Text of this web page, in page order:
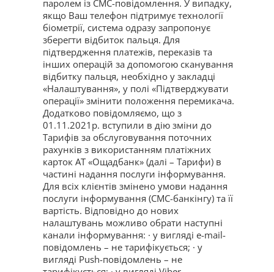
паролем із СМС-повідомлення. У випадку,
якщо Ваш телефон підтримує технології
біометрії, система одразу запропонує
зберегти відбиток пальця. Для
підтвердження платежів, переказів та
інших операцій за допомогою сканування
відбитку пальця, необхідно у закладці
«Налаштування», у полі «Підтверджувати
операції» змінити положення перемикача.
Додатково повідомляємо, що з
01.11.2021р. вступили в дію зміни до
Тарифів за обслуговування поточних
рахунків з використанням платіжних
карток АТ «Ощадбанк» (далі – Тарифи) в
частині надання послуги інформування.
Для всіх клієнтів змінено умови надання
послуги інформування (СМС-банкінгу) та її
вартість. Відповідно до нових
налаштувань можливо обрати наступні
канали інформування: · у вигляді e-mail-
повідомлень – не тарифікується; · у
вигляді Push-повідомлень – не